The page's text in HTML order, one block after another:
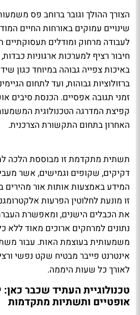
הצורך ההולך וגובר ברוחב פס
שינויים עמוקים באורחות החיים
לעבודה מרחוק ומודלים תעסוקתיים
חיבור רציף למערכות ארגוניות
באיכות צפייה גבוהה במיוחד כגון
ברזולוציות גבוהות, ועד לתחום
זמני תגובה אפסיים. הכנסת סיבים
קפיצת המדרגה הטכנולוגית
האחרון בתחום התקשורת הצרכנית.
תשתית מתקדמת זו מבוססת הלכה
דקיקים, שקופים וגמישים, אשר
המידע באמצעות אותות אור מהירים
זו מונעת לחלוטין הפרעות
את הכבלים הישנים, ומאפשרת
נתונים למרחקים ארוכים מאוד ללא
משמעותית בעוצמת האות. עבור
אינטרנט פייבר מבטיח שקט נפשי
לאורך כל שעות היממה.
טכנולוגיית העתיד שכבר כאן:
אופטיים ותשתיות מתקדמות